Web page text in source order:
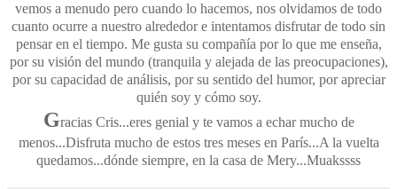
vemos a menudo pero cuando lo hacemos, nos olvidamos de todo
cuanto ocurre a nuestro alrededor e intentamos disfrutar de todo sin
pensar en el tiempo. Me gusta su compañía por lo que me enseña,
por su visión del mundo (tranquila y alejada de las preocupaciones),
por su capacidad de análisis, por su sentido del humor, por apreciar
quién soy y cómo soy.
Gracias Cris...eres genial y te vamos a echar mucho de
menos...Disfruta mucho de estos tres meses en París...A la vuelta
quedamos...dónde siempre, en la casa de Mery...Muakssss